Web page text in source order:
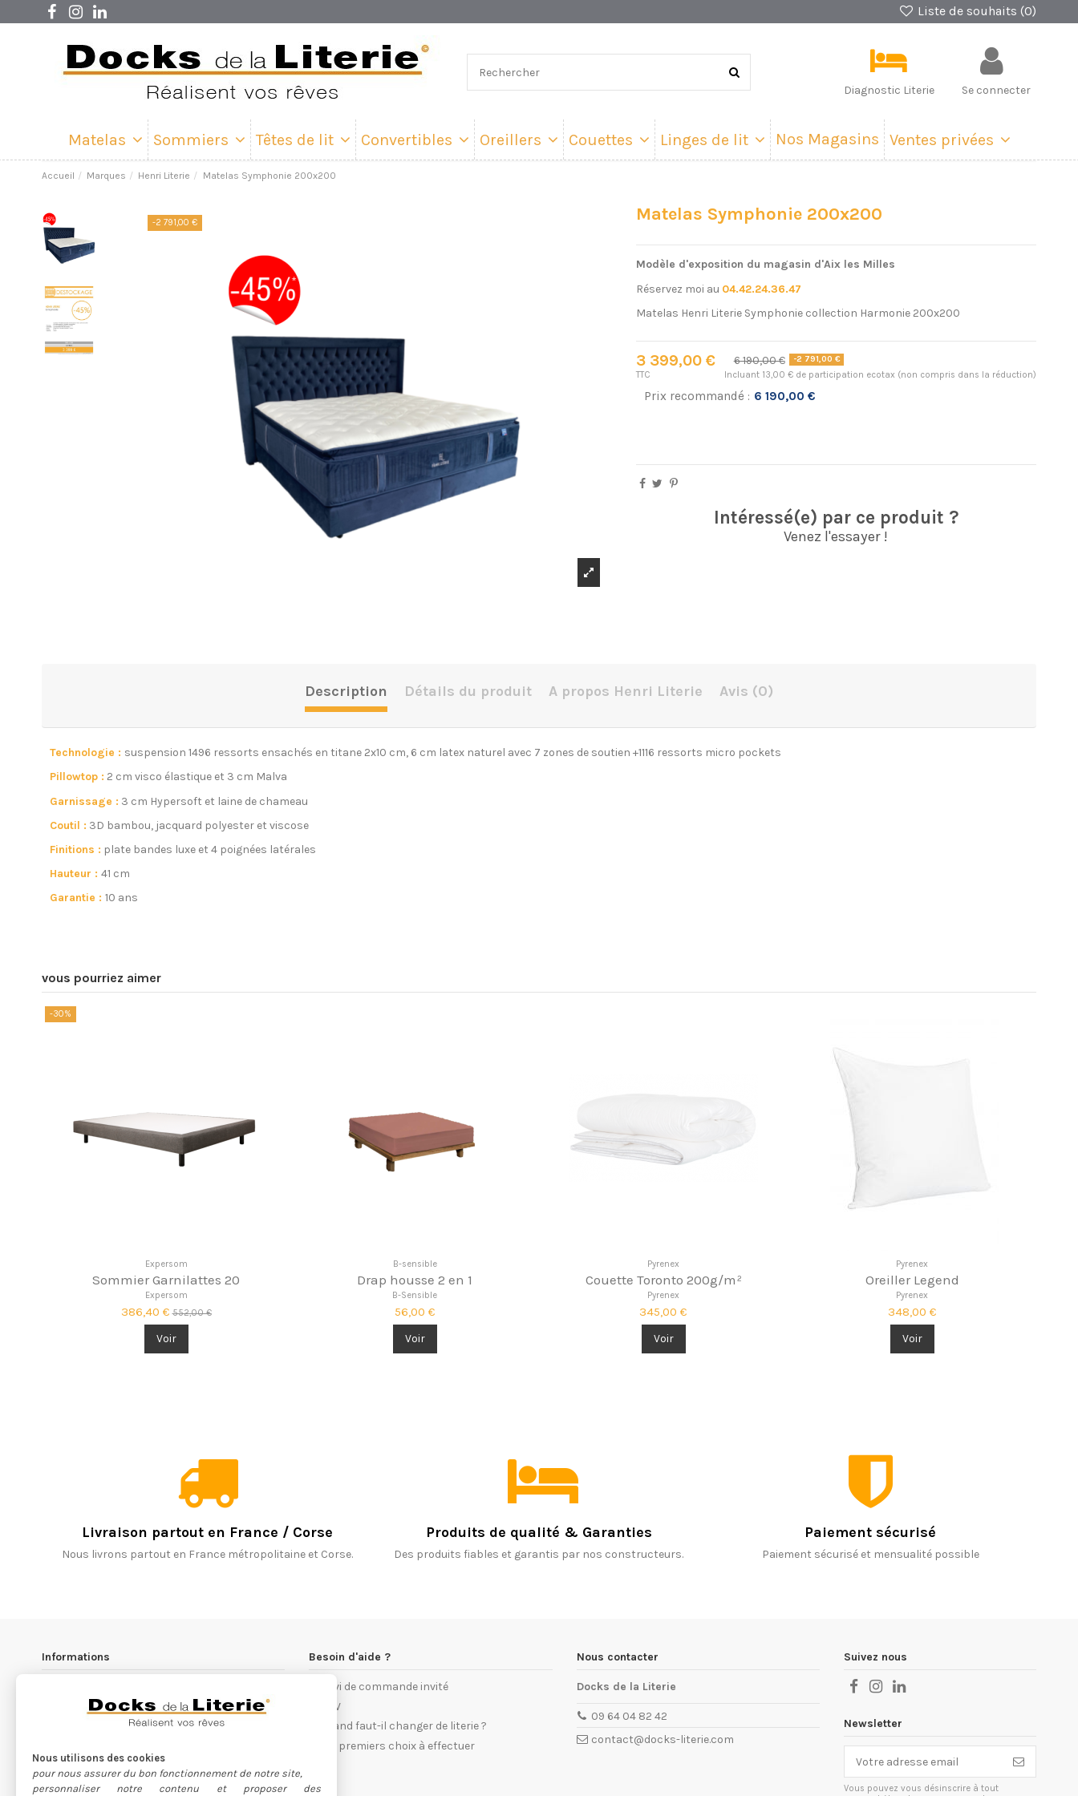
Liste de souhaits (0)
Diagnostic Literie Se connecter
Matelas Sommiers Têtes de lit Convertibles Oreillers Couettes Linges de lit Nos Magasins Ventes privées
Accueil Marques Henri Literie Matelas Symphonie 200x200
-2 791,00 € Matelas Symphonie 200x200
Modèle d'exposition du magasin d'Aix les Milles
Réservez moi au 04.42.24.36.47
Matelas Henri Literie Symphonie collection Harmonie 200x200
3 399,00 € 6 190,00 €
-2 791,00 €
Incluant 13,00 € de participation ecotax (non compris dans la réduction)
TTC
Prix recommandé : 6 190,00 €
Intéressé(e) par ce produit ?
Venez l'essayer !
Description Détails du produit A propos Henri Literie Avis (0)
Technologie : suspension 1496 ressorts ensachés en titane 2x10 cm, 6 cm latex naturel avec 7 zones de soutien +1116 ressorts micro pockets
Pillowtop : 2 cm visco élastique et 3 cm Malva
Garnissage : 3 cm Hypersoft et laine de chameau
Coutil : 3D bambou, jacquard polyester et viscose
Finitions : plate bandes luxe et 4 poignées latérales
Hauteur : 41 cm
Garantie : 10 ans
vous pourriez aimer
-30%
Expersom
Sommier Garnilattes 20
Expersom
386,40 € 552,00 €
Voir
B-sensible
Drap housse 2 en 1
B-Sensible
56,00 €
Voir
Pyrenex
Couette Toronto 200g/m²
Pyrenex
345,00 €
Voir
Pyrenex
Oreiller Legend
Pyrenex
348,00 €
Voir
Livraison partout en France / Corse
Nous livrons partout en France métropolitaine et Corse.
Produits de qualité & Garanties
Des produits fiables et garantis par nos constructeurs.
Paiement sécurisé
Paiement sécurisé et mensualité possible
Informations
Notre philosophie
Conditions générales de ventes
Devenez franchisé
Nos partenaires
Besoin d'aide ?
Suivi de commande invité
S.A.V
Quand faut-il changer de literie ?
Les premiers choix à effectuer
Nous contacter
Docks de la Literie
09 64 04 82 42
contact@docks-literie.com
Nous utilisons des cookies
pour nous assurer du bon fonctionnement de notre site,
personnaliser notre contenu et proposer des
Suivez nous
Newsletter
Vous pouvez vous désinscrire à tout